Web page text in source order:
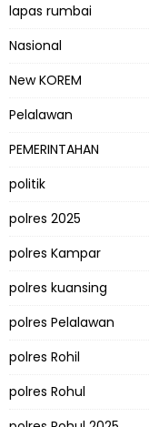
lapas rumbai
Nasional
New KOREM
Pelalawan
PEMERINTAHAN
politik
polres 2025
polres Kampar
polres kuansing
polres Pelalawan
polres Rohil
polres Rohul